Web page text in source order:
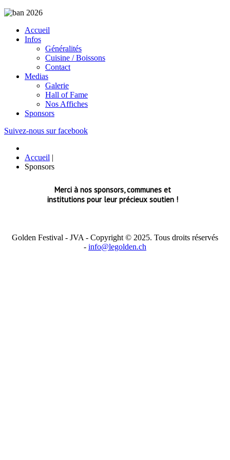
Accueil
Infos
Généralités
Cuisine / Boissons
Contact
Medias
Galerie
Hall of Fame
Nos Affiches
Sponsors
Suivez-nous sur facebook
Accueil |
Sponsors
Merci à nos sponsors, communes et
institutions pour leur précieux soutien !
SPONSORS GOLDEN 2018
Golden Festival - JVA - Copyright © 2025. Tous droits réservés
- info@legolden.ch